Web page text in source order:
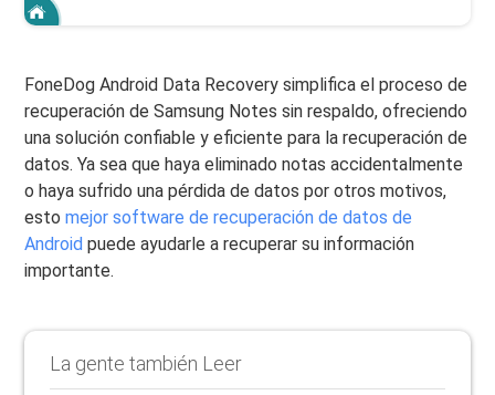
FoneDog Android Data Recovery simplifica el proceso de
recuperación de Samsung Notes sin respaldo, ofreciendo
una solución confiable y eficiente para la recuperación de
datos. Ya sea que haya eliminado notas accidentalmente
o haya sufrido una pérdida de datos por otros motivos,
estomejor software de recuperación de datos de
Android puede ayudarle a recuperar su información
importante.
La gente también Leer